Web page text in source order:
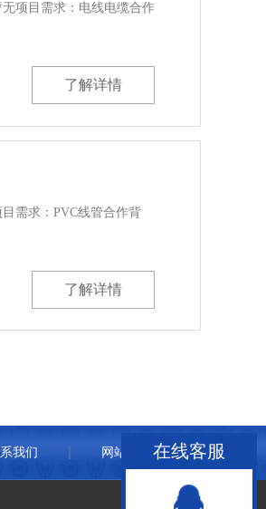
项目需求：电线电缆合作
了解详情
需求：PVC线管合作背
了解详情
我们 网站地图 在线客服